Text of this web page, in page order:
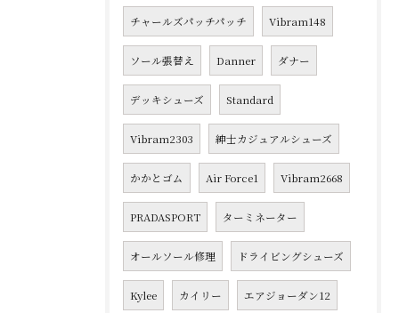
チャールズパッチパッチ Vibram148
ソール張替え Danner ダナー
デッキシューズ Standard
Vibram2303 紳士カジュアルシューズ
かかとゴム Air Force1 Vibram2668
PRADASPORT ターミネーター
オールソール修理 ドライビングシューズ
Kylee カイリー エアジョーダン12